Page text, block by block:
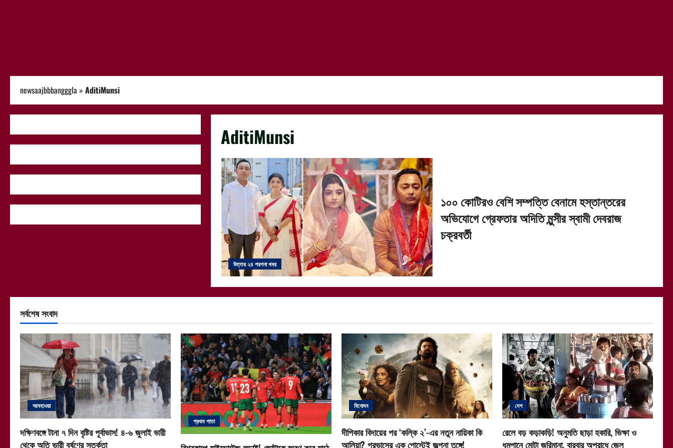
newsaajbbbangggla » AditiMunsi
AditiMunsi
উত্তর ২৪ পরগনা খবর
১০০ কোটিরও বেশি সম্পত্তি বেনামে হস্তান্তরের
অভিযোগে গ্রেফতার অদিতি মুন্সীর স্বামী দেবরাজ
চক্রবর্তী
সর্বশেষ সংবাদ
আবহাওয়া
দক্ষিণবঙ্গে টানা ৭ দিন বৃষ্টির পূর্বাভাস! ৪-৬ জুলাই ভারী
থেকে অতি ভারী বর্ষণের সতর্কতা
প্রথম পাতা
বিনোদন
দীপিকার বিদায়ের পর ‘কল্কি ২’-এর নতুন নায়িকা কি
আলিয়া? প্রভাসের এক পোস্টেই জল্পনা তুঙ্গে!
দেশ
রেলে বড় কড়াকড়ি! অনুমতি ছাড়া হকারি, ভিক্ষা ও
ধূমপানে মোটা জরিমানা, বারবার অপরাধে জেল